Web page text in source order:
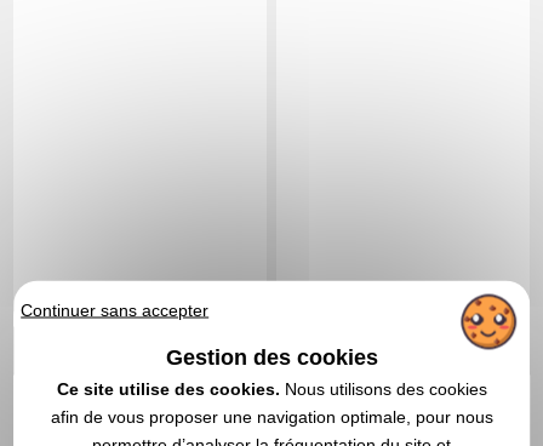
Marquage compris
0,06 CHFHT|
0,06 €
Marquage compris
Continuer sans accepter
Gestion des cookies
Ce site utilise des cookies. Nous utilisons des cookies
afin de vous proposer une navigation optimale, pour nous